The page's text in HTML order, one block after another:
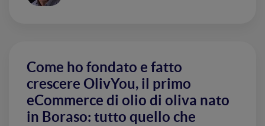
Come ho fondato e fatto
crescere OlivYou, il primo
eCommerce di olio di oliva nato
in Boraso: tutto quello che